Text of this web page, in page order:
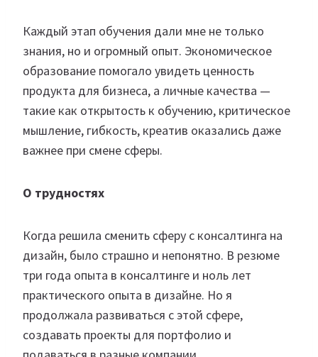
Каждый этап обучения дали мне не только
знания, но и огромный опыт. Экономическое
образование помогало увидеть ценность
продукта для бизнеса, а личные качества —
такие как открытость к обучению, критическое
мышление, гибкость, креатив оказались даже
важнее при смене сферы.
О трудностях
Когда решила сменить сферу с консалтинга на
дизайн, было страшно и непонятно. В резюме
три года опыта в консалтинге и ноль лет
практического опыта в дизайне. Но я
продолжала развиваться с этой сфере,
создавать проекты для портфолио и